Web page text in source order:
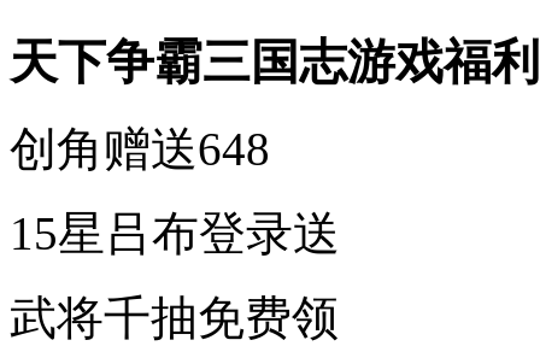
天下争霸三国志游戏福
创角赠送648
15星吕布登录送
武将千抽免费领